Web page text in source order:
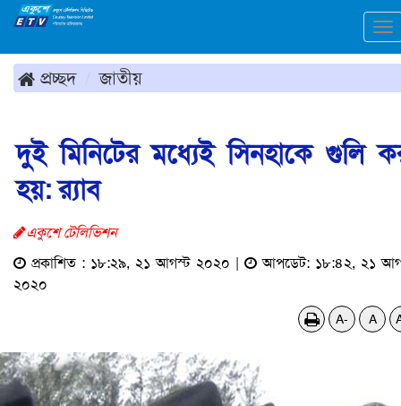
প্রচ্ছদ জাতীয়
দুই মিনিটের মধ্যেই সিনহাকে গুলি
হয়: র‌্যাব
একুশে টেলিভিশন
প্রকাশিত : ১৮:২৯, ২১ আগস্ট ২০২০ |
আপডেট: ১৮:৪২, ২১
২০২০
A- A